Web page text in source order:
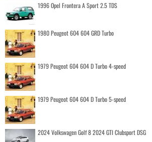
1996 Opel Frontera A Sport 2.5 TDS
1980 Peugeot 604 604 GRD Turbo
1979 Peugeot 604 604 D Turbo 4-speed
1979 Peugeot 604 604 D Turbo 5-speed
2024 Volkswagen Golf 8 2024 GTI Clubsport DSG